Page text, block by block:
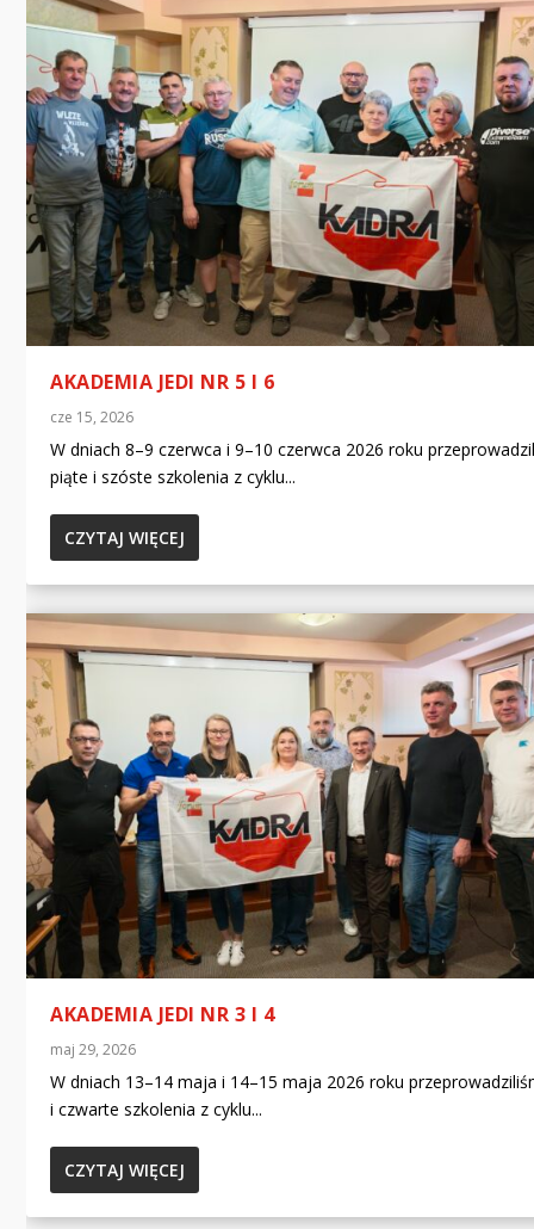
AKADEMIA JEDI NR 5 I 6
cze 15, 2026
W dniach 8–9 czerwca i 9–10 czerwca 2026 roku
piąte i szóste szkolenia z cyklu...
CZYTAJ WIĘCEJ
AKADEMIA JEDI NR 3 I 4
maj 29, 2026
W dniach 13–14 maja i 14–15 maja 2026 roku
i czwarte szkolenia z cyklu...
CZYTAJ WIĘCEJ